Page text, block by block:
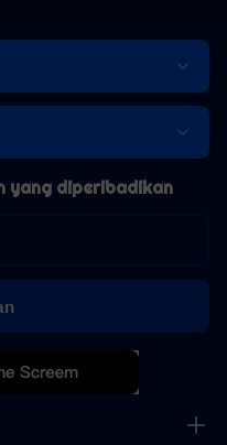
yang diperibadikan